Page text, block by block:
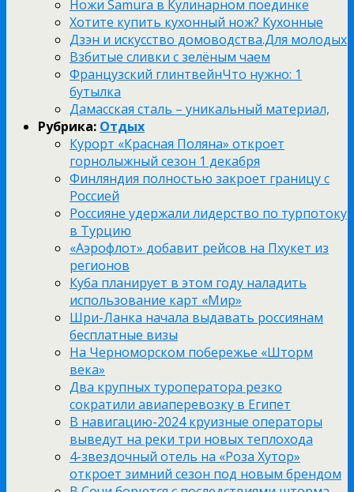
Ножи Samura в Кулинарном поединке
Хотите купить кухонный нож? Кухонные
Дзэн и искусство домоводства.Для молодых
Взбитые сливки с зелёным чаем
Французский глинтвейнЧто нужно: 1
бутылка
Дамасская сталь – уникальный материал,
Рубрика: Отдых
Курорт «Красная Поляна» откроет
горнолыжный сезон 1 декабря
Финляндия полностью закроет границу с
Россией
Россияне удержали лидерство по турпотоку
в Турцию
«Аэрофлот» добавит рейсов на Пхукет из
регионов
Куба планирует в этом году наладить
использование карт «Мир»
Шри-Ланка начала выдавать россиянам
бесплатные визы
На Черноморском побережье «Шторм
века»
Два крупных туроператора резко
сократили авиаперевозку в Египет
В навигацию-2024 круизные операторы
выведут на реки три новых теплохода
4-звездочный отель на «Роза Хутор»
откроет зимний сезон под новым брендом